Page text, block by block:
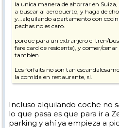
la unica manera de ahorrar en
a buscar al aeropuerto, y haga de
y...alquilando apartamento con
pachas no es caro.
porque para un extranjero el tren/
fare card de residente), y comer/
tambien.
Los forfaits no son tan
la comida en restaurante, si.
Incluso alquilando coche no
lo que pasa es que para ir a
parking y ahí ya empieza a